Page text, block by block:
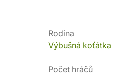
Rodina
Výbušná koťátka
Počet hráčů